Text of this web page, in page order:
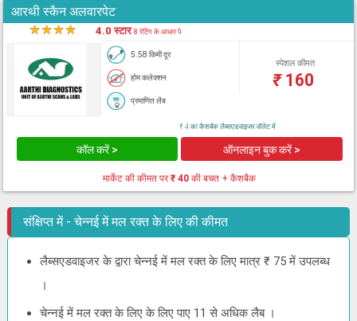
आरथी स्कैन अलवारपेट
★★★★ 4.0 स्टार8 रेटिंग के आधार पे
5.58 किमी दूर
होम कलेक्शन
प्रमाणित लैब
स्पेशल कीमत
₹160
₹ 4 का कैशबैक लैब्सएडवाइजर वॉलेट में
कॉल करें > ऑनलाइन बुक करें >
मार्केट की कीमत पर₹ 40 की बचत + कैशबैक
संक्षिप्त में - चेन्नई में मल रक्त के लिए की कीमत
लैब्सएडवाइजर के द्वारा चेन्नई में मल रक्त के लिए मात्र ₹ 75 में उपलब्ध
।
चेन्नई में मल रक्त के लिए के लिए पाए 11 से अधिक लैब ।